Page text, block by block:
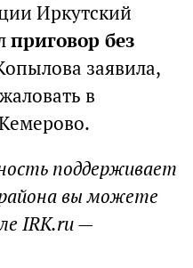
Иркутский
приговор без
заявила,
в
поддерживает
вы можете
IRK.ru —